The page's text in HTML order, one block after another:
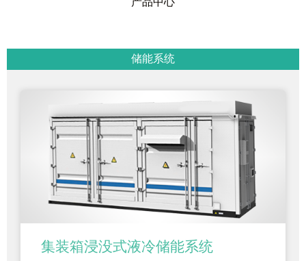
储能系统
集装箱浸没式液冷储能系统